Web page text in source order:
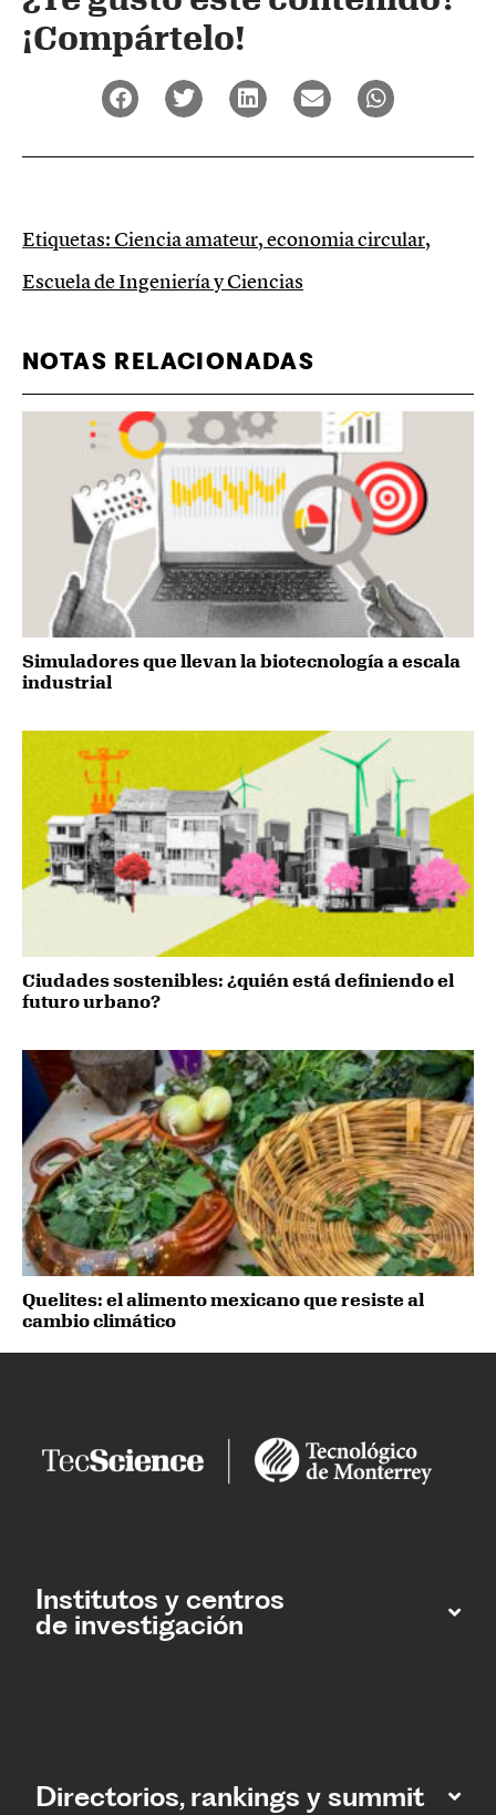
¡Compártelo!
Etiquetas:Ciencia amateur,economia circular,
Escuela de Ingeniería y Ciencias
NOTAS RELACIONADAS
Simuladores que llevan la biotecnología a escala
industrial
Ciudades sostenibles: ¿quién está definiendo el
futuro urbano?
Quelites: el alimento mexicano que resiste al
cambio climático
Institutos y centros
de investigación
Directorios, rankings y summit